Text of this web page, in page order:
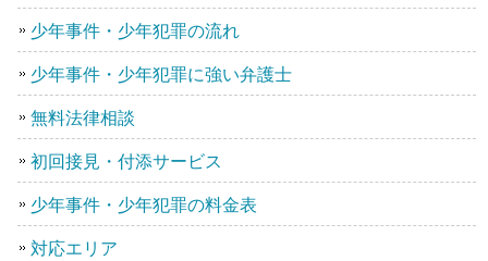
少年事件・少年犯罪の流れ
少年事件・少年犯罪に強い弁護士
無料法律相談
初回接見・付添サービス
少年事件・少年犯罪の料金表
対応エリア